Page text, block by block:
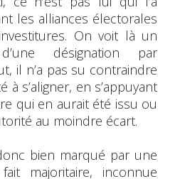
les alliances électorales
On voit là un
désignation par
il n’a pas su contraindre
s’aligner, en s’appuyant
qui en aurait été issu ou
au moindre écart.
bien marqué par une
majoritaire, inconnue